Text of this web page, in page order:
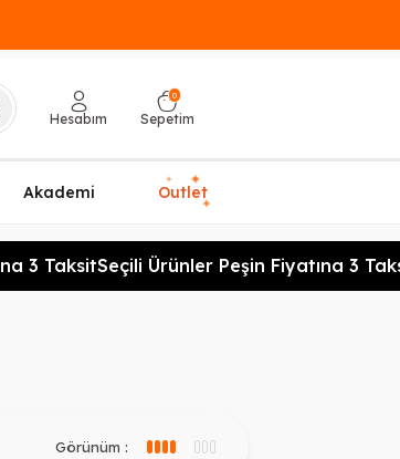
Hesabım
0
Sepetim
Akademi Outlet
✦ ✦
✦
3 TaksitSeçili Ürünler Peşin Fiyatına 3 Taksit
Görünüm : 3 sütun görünüm